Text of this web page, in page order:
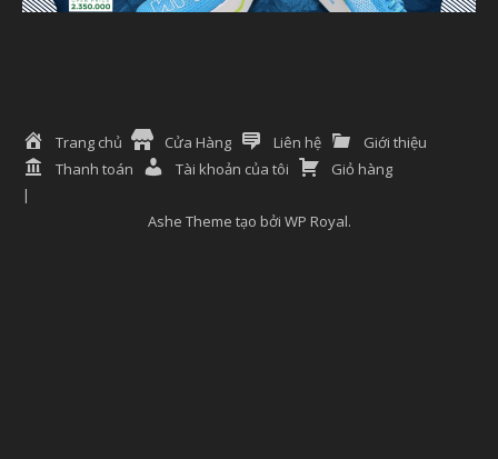
Trang chủ Cửa Hàng Liên hệ
Giới thiệu
Thanh toán
Tài khoản của tôi Giỏ hàng
Ashe Theme tạo bởi WP Royal.